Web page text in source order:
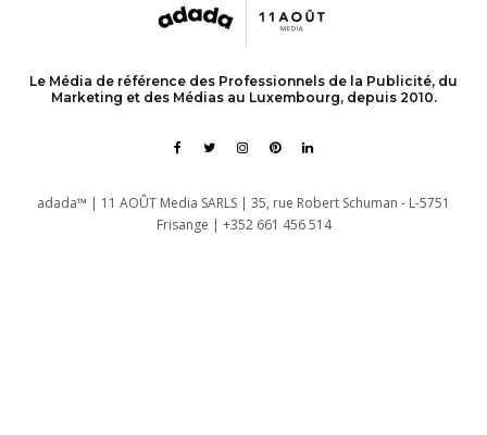
Le Média de référence des Professionnels de la Publicité, du
Marketing et des Médias au Luxembourg, depuis 2010.
adada™ | 11 AOÛT Media SARLS | 35, rue Robert Schuman - L-5751
Frisange | +352 661 456 514